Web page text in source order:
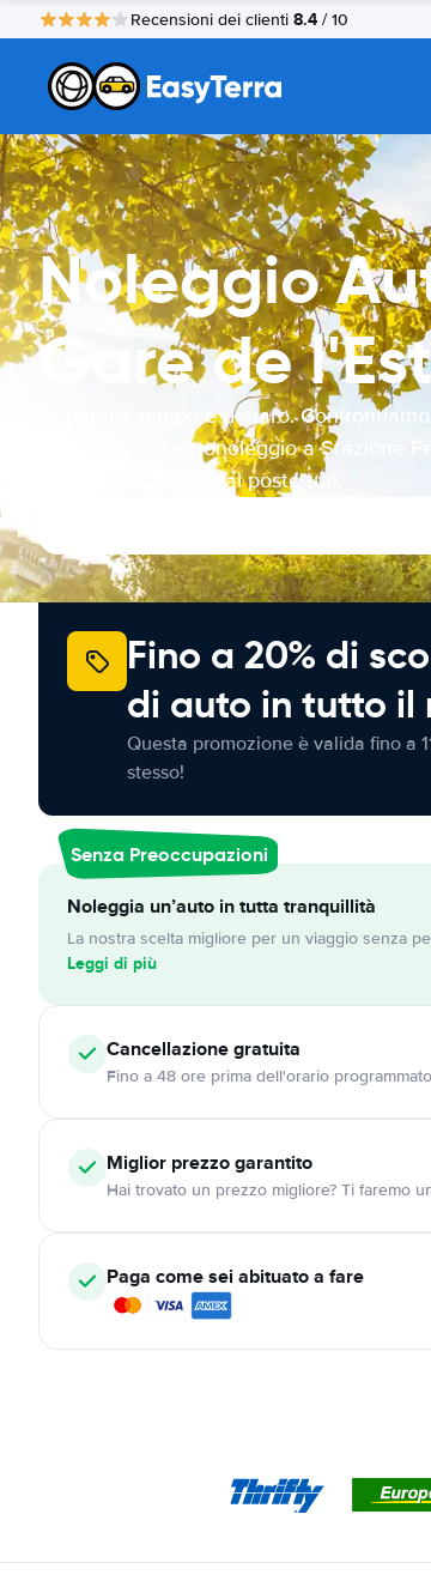
Recensioni dei clienti 8.4 / 10
Noleggio
Gare de
Risparmia tempo e denaro.
compagnie di autonoleggio a Stazione
Parigi-Gare de l'Est al posto tuo.
Fino a 20% di
di auto in tutto il
Questa promozione è valida fino a
stesso!
Senza Preoccupazioni
Noleggia un’auto in tutta tranquillità
La nostra scelta migliore per un viaggio senza
Leggi di più
Cancellazionegratuita
Fino a 48 ore prima dell'orario
Miglior prezzo garantito
Hai trovato un prezzo migliore? Ti faremo
Paga come sei abituato a fare